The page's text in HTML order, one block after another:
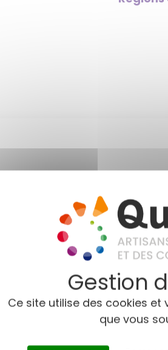
Ce site utilise des cookies et
que vous